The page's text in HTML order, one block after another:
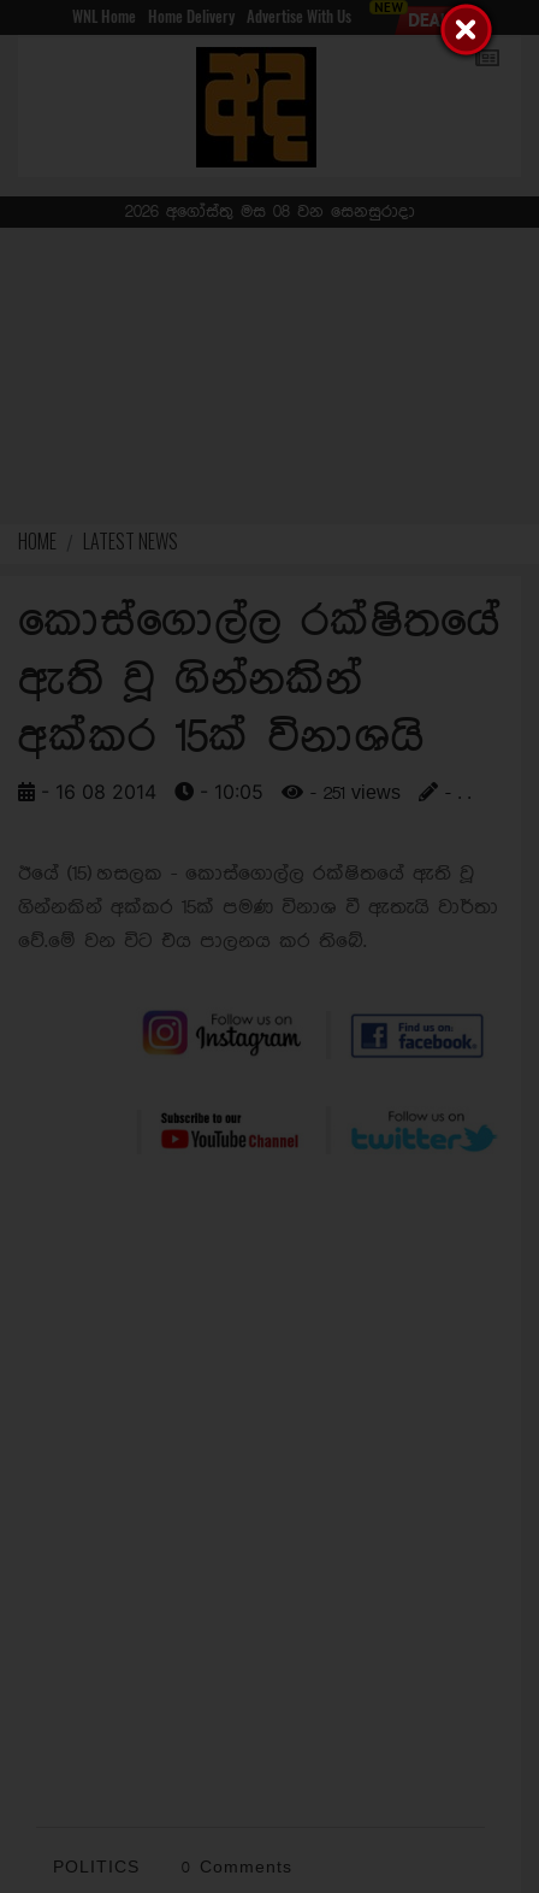
WNL Home Home Delivery Advertise With Us
2026 අගෝස්තු මස 08 වන සෙනසුරාදා
HOME LATEST NEWS
කොස්ගොල්ල රක්ෂිතයේ
ඇති වූ ගින්නකින්
අක්කර 15ක් විනාශයි
- 16 08 2014 - 10:05 - 251 views - . .
ඊයේ (15) හසලක - කොස්ගොල්ල රක්ෂිතයේ ඇති වූ
ගින්නකින් අක්කර 15ක් පමණ විනාශ වී ඇතැයි වාර්තා
වේ.මේ වන විට එය පාලනය කර තිබේ.
POLITICS 0 Comments